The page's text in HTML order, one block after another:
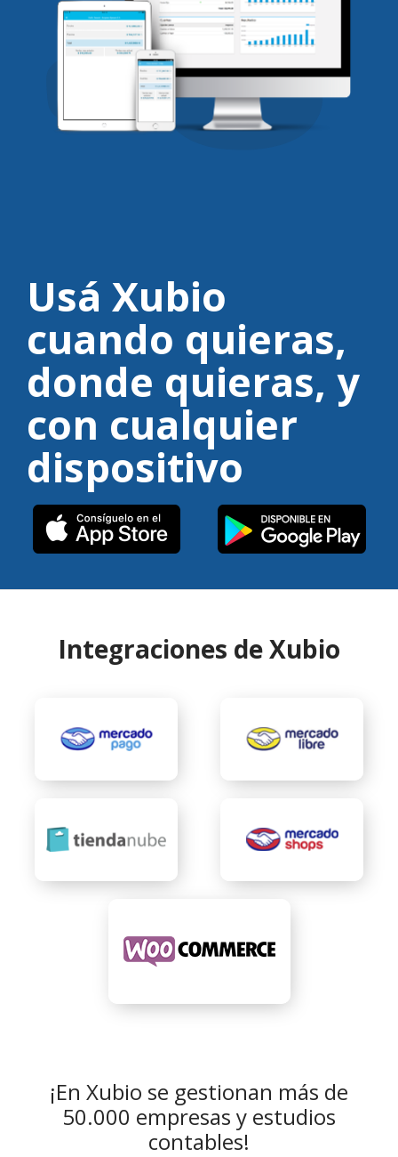
Usá Xubio
cuando quieras,
donde quieras, y
con cualquier
dispositivo
Integraciones de Xubio
¡En Xubio se gestionan más de
50.000 empresas y estudios
contables!